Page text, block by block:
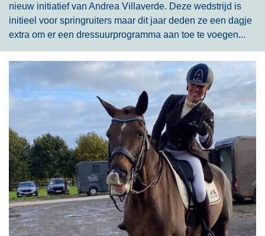
nieuw initiatief van Andrea Villaverde. Deze wedstrijd is
initieel voor springruiters maar dit jaar deden ze een dagje
extra om er een dressuurprogramma aan toe te voegen...